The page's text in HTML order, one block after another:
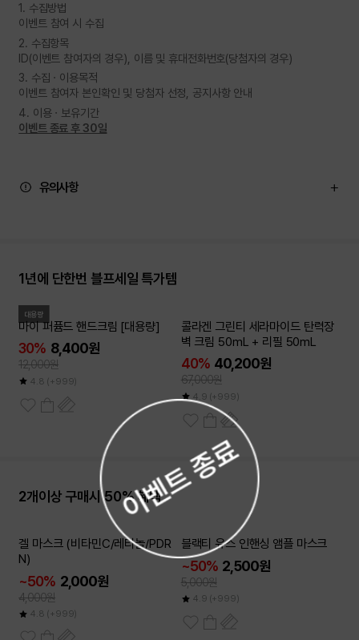
1. 수집방법
이벤트 참여 시 수집
2. 수집항목
ID(이벤트 참여자의 경우), 이름 및 휴대전화번호(당첨자의 경우)
3. 수집ㆍ이용목적
이벤트 참여자 본인확인 및 당첨자 선정, 공지사항 안내
4. 이용ㆍ보유기간
이벤트 종료 후 30일
유의사항
1년에 단한번 블프세일 특가템
대용량
마이 퍼퓸드 핸드크림 [대용량]
30% 8,400원
12,000원
4.8 (+999)
콜라겐 그린티 세라마이드 탄력장
벽 크림 50mL + 리필 50mL
40% 40,200원
67,000원
4.9 (+999)
2개이상 구매시 50% 혜택
~50 %
겔 마스크 (비타민C/레티놀/PDR
N)
~50% 2,000원
4,000원
4.8 (+999)
~50%
블랙티 유스 인핸싱 앰플 마스크
~50% 2,500원
5,000원
4.9 (+999)